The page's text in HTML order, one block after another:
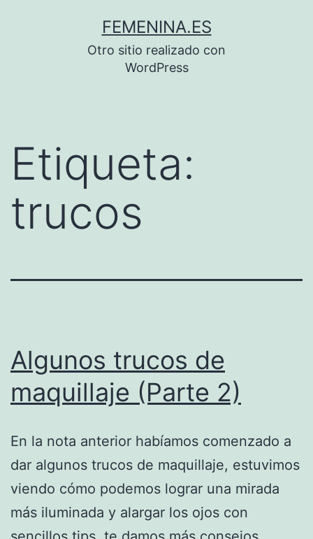
FEMENINA.ES
Otro sitio realizado con
WordPress
Etiqueta:
trucos
Algunos trucos de
maquillaje (Parte 2)
En la nota anterior habíamos comenzado a
dar algunos trucos de maquillaje, estuvimos
viendo cómo podemos lograr una mirada
más iluminada y alargar los ojos con